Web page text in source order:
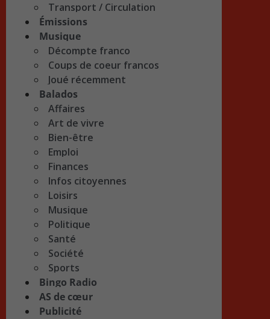
Transport / Circulation
Émissions
Musique
Décompte franco
Coups de coeur francos
Joué récemment
Balados
Affaires
Art de vivre
Bien-être
Emploi
Finances
Infos citoyennes
Loisirs
Musique
Politique
Santé
Société
Sports
Bingo Radio
AS de cœur
Publicité